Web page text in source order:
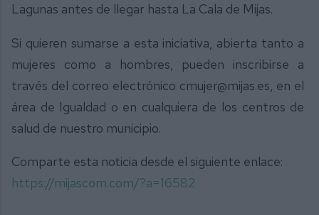
Lagunas antes de llegar hasta La Cala de Mijas.
Si quieren sumarse a esta iniciativa, abierta tanto a
mujeres como a hombres, pueden inscribirse a
través del correo electrónico cmujer@mijas.es, en el
área de Igualdad o en cualquiera de los centros de
salud de nuestro municipio.
Comparte esta noticia desde el siguiente enlace:
https://mijascom.com/?a=16582